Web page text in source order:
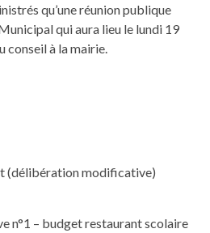
qu’une réunion publique
qui aura lieu le lundi 19
conseil à la mairie.
(délibération modificative)
n°1 – budget restaurant scolaire